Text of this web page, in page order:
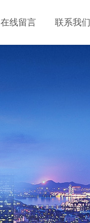
在线留言 联系我们